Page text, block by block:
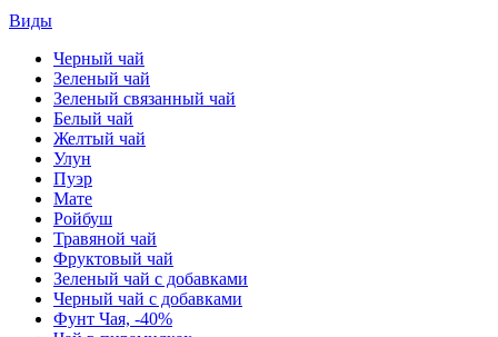
Виды
Черный чай
Зеленый чай
Зеленый связанный чай
Белый чай
Желтый чай
Улун
Пуэр
Мате
Ройбуш
Травяной чай
Фруктовый чай
Зеленый чай с добавками
Черный чай с добавками
Фунт Чая, -40%